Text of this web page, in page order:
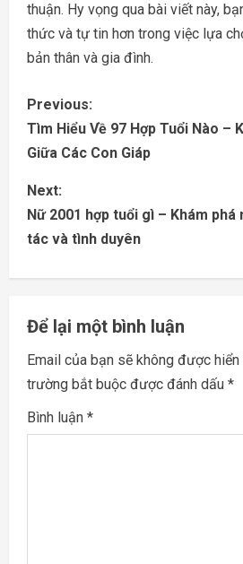
thuận. Hy vọng qua bài viết này,
thức và tự tin hơn trong việc lựa
bản thân và gia đình.
C
o
n
t
u
e
R
Previous:
Tìm Hiểu Về 97 Hợp Tuổi Nào –
Giữa Các Con Giáp
Next:
Nữ 2001 hợp tuổi gì – Khám
tác và tình duyên
Để lại một bình luận
Email của bạn sẽ không được
trường bắt buộc được đánh dấu *
Bình luận *